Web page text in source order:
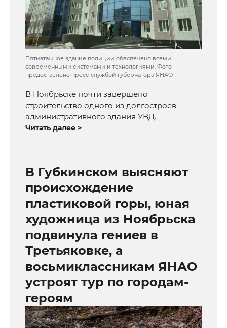
Пятиэтажное здание полиции обеспечено всеми
современными системами и технологиями. Фото
предоставлено пресс-службой губернатора ЯНАО
В Ноябрьске почти завершено
строительство одного из долгостроев —
административного здания УВД.
Читать далее >
В Губкинском выясняют
происхождение
пластиковой горы, юная
художница из Ноябрьска
подвинула гениев в
Третьяковке, а
восьмиклассникам ЯНАО
устроят тур по городам-
героям